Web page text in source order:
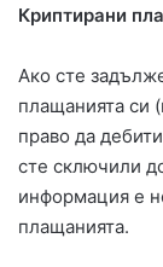
Криптирани
Ако сте
плащанията си
право да
сте сключили
информация е
плащанията.